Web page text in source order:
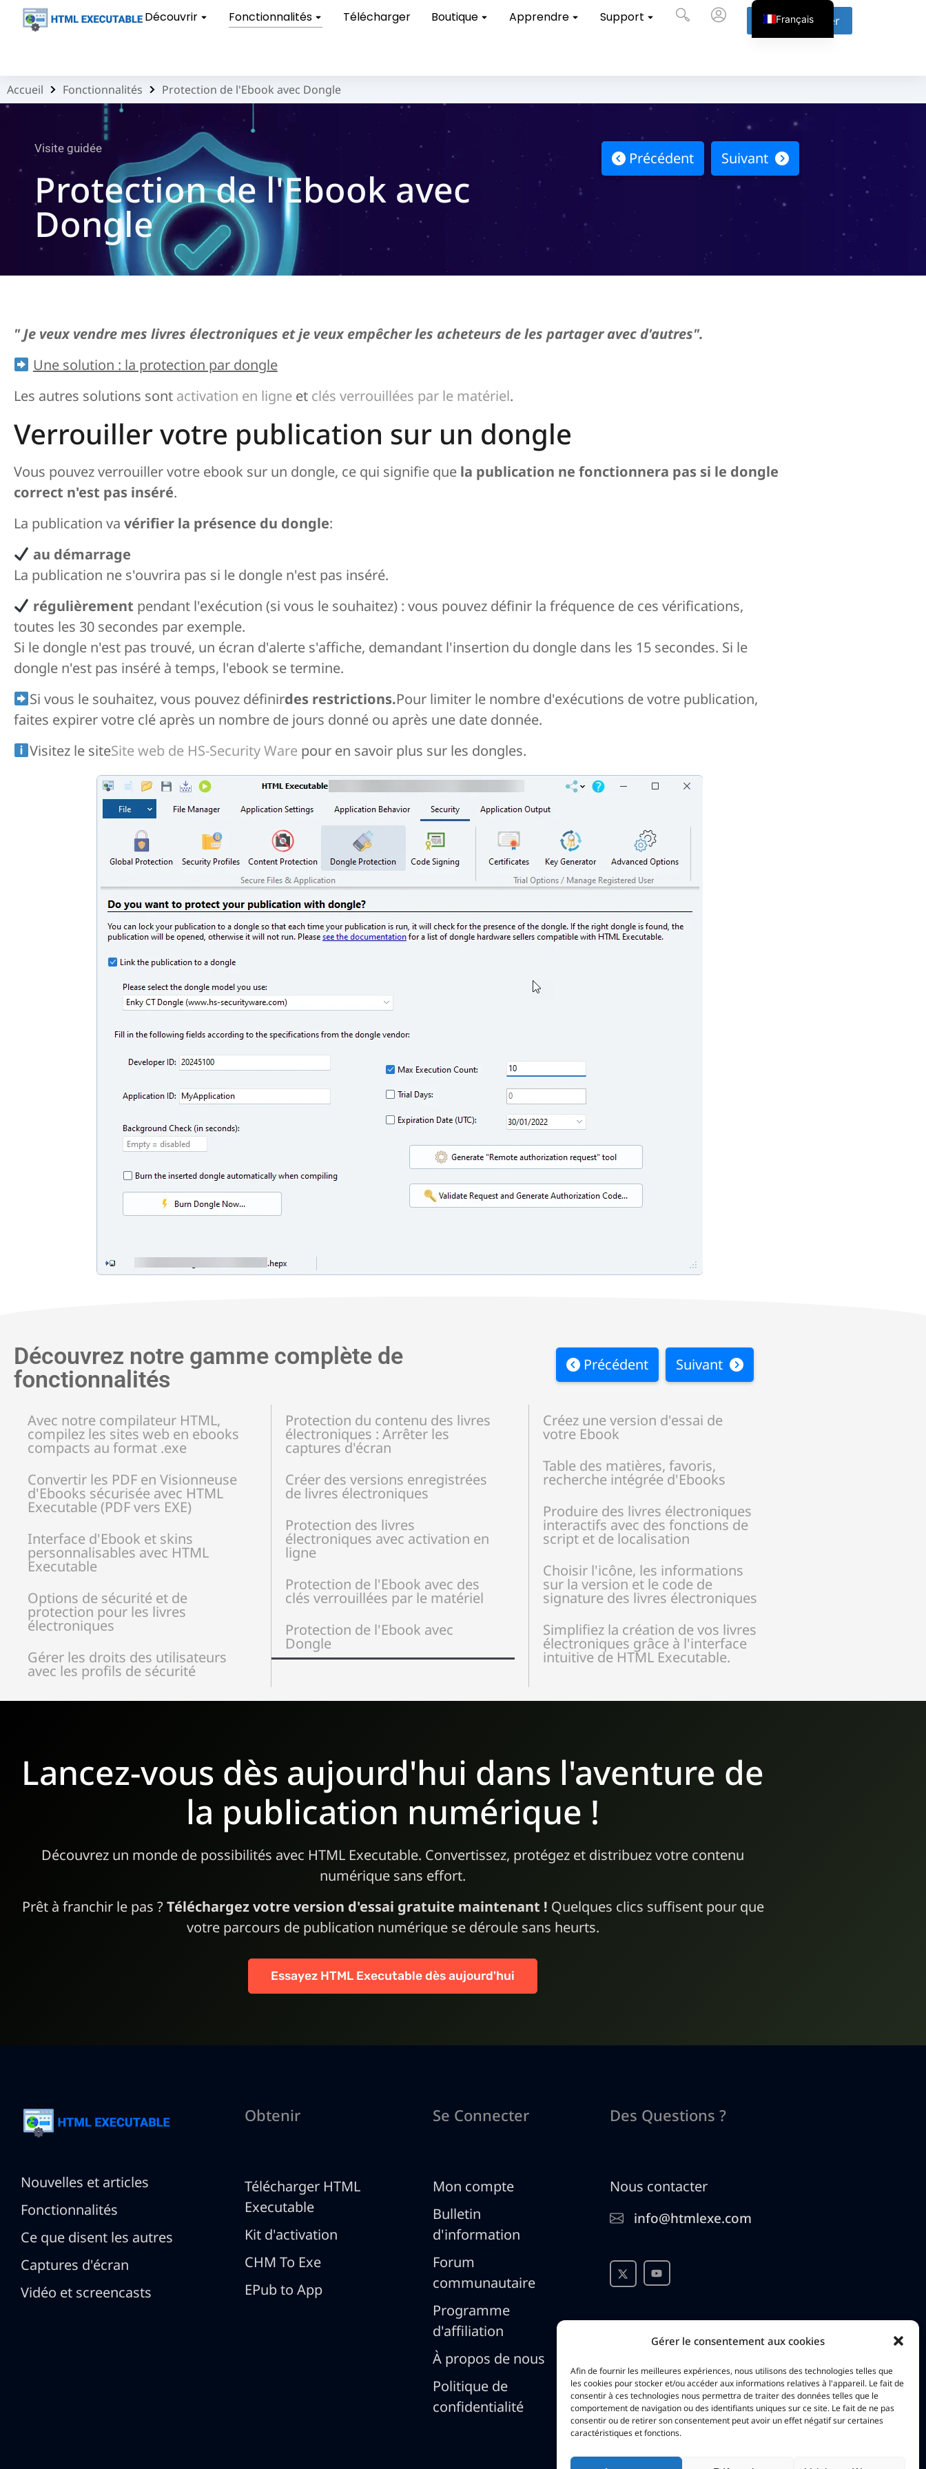
Gérer le consentement aux cookies
Afin de fournir les meilleures expériences, nous utilisons des technologies telles que
les cookies pour stocker et/ou accéder aux informations relatives à l'appareil. Le fait de
consentir à ces technologies nous permettra de traiter des données telles que le
comportement de navigation ou des identifiants uniques sur ce site. Le fait de ne pas
consentir ou de retirer son consentement peut avoir un effet négatif sur certaines
caractéristiques et fonctions.
Découvrir Fonctionnalités Télécharger Boutique Apprendre Support Nous contacter
Vous êtes ici :
Accueil Fonctionnalités Protection de l'Ebook avec Dongle
Visite guidée
Protection de l'Ebook avec
Dongle
Précédent Suivant
" Je veux vendre mes livres électroniques et je veux empêcher les acheteurs de les partager avec d'autres".
Une solution : la protection par dongle
Les autres solutions sont activation en ligne et clés verrouillées par le matériel.
Verrouiller votre publication sur un dongle
Vous pouvez verrouiller votre ebook sur un dongle, ce qui signifie que la publication ne fonctionnera pas si le dongle
correct n'est pas inséré.
La publication va vérifier la présence du dongle:
au démarrage
La publication ne s'ouvrira pas si le dongle n'est pas inséré.
régulièrement pendant l'exécution (si vous le souhaitez) : vous pouvez définir la fréquence de ces vérifications,
toutes les 30 secondes par exemple.
Si le dongle n'est pas trouvé, un écran d'alerte s'affiche, demandant l'insertion du dongle dans les 15 secondes. Si le
dongle n'est pas inséré à temps, l'ebook se termine.
Si vous le souhaitez, vous pouvez définirdes restrictions.Pour limiter le nombre d'exécutions de votre publication,
faites expirer votre clé après un nombre de jours donné ou après une date donnée.
Visitez le siteSite web de HS-Security Warepour en savoir plus sur les dongles.
Découvrez notre gamme complète de
fonctionnalités
Précédent Suivant
Avec notre compilateur HTML,
compilez les sites web en ebooks
compacts au format .exe
Convertir les PDF en Visionneuse
d'Ebooks sécurisée avec HTML
Executable (PDF vers EXE)
Interface d'Ebook et skins
personnalisables avec HTML
Executable
Options de sécurité et de
protection pour les livres
électroniques
Gérer les droits des utilisateurs
avec les profils de sécurité
Protection du contenu des livres
électroniques : Arrêter les
captures d'écran
Créer des versions enregistrées
de livres électroniques
Protection des livres
électroniques avec activation en
ligne
Protection de l'Ebook avec des
clés verrouillées par le matériel
Protection de l'Ebook avec
Dongle
Créez une version d'essai de
votre Ebook
Table des matières, favoris,
recherche intégrée d'Ebooks
Produire des livres électroniques
interactifs avec des fonctions de
script et de localisation
Choisir l'icône, les informations
sur la version et le code de
signature des livres électroniques
Simplifiez la création de vos livres
électroniques grâce à l'interface
intuitive de HTML Executable.
Lancez-vous dès aujourd'hui dans l'aventure de
la publication numérique !
Découvrez un monde de possibilités avec HTML Executable. Convertissez, protégez et distribuez votre contenu
numérique sans effort.
Prêt à franchir le pas ?Téléchargez votre version d'essai gratuite maintenant ! Quelques clics suffisent pour que
votre parcours de publication numérique se déroule sans heurts.
Essayez HTML Executable dès aujourd'hui
Nouvelles et articles
Fonctionnalités
Ce que disent les autres
Captures d'écran
Vidéo et screencasts
Obtenir
Télécharger HTML
Executable
Kit d'activation
CHM To Exe
EPub to App
Se Connecter
Mon compte
Bulletin
d'information
Forum
communautaire
Programme
d'affiliation
À propos de nous
Politique de
confidentialité
Des Questions ?
Nous contacter
info@htmlexe.com
Français